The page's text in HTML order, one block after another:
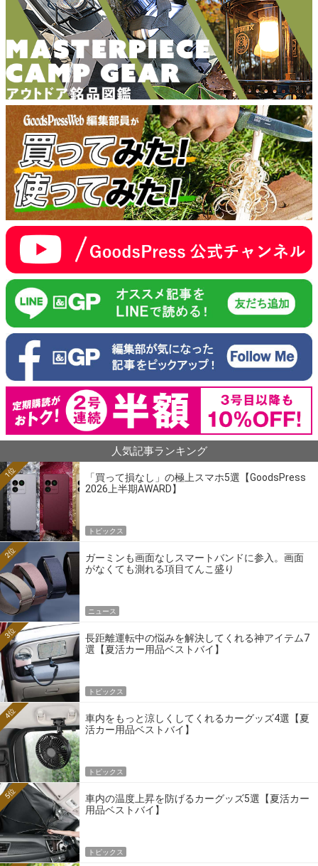
人気記事ランキング
「買って損なし」の極上スマホ5選【GoodsPress
2026上半期AWARD】
1位
トピックス
ガーミンも画面なしスマートバンドに参入。画面
がなくても測れる項目てんこ盛り
2位
ニュース
長距離運転中の悩みを解決してくれる神アイテム7
選【夏活カー用品ベストバイ】
3位
トピックス
車内をもっと涼しくしてくれるカーグッズ4選【夏
活カー用品ベストバイ】
4位
トピックス
車内の温度上昇を防げるカーグッズ5選【夏活カー
用品ベストバイ】
5位
トピックス